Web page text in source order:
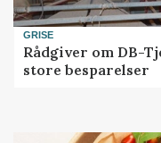
GRISE
Rådgiver om DB-
store besparelser